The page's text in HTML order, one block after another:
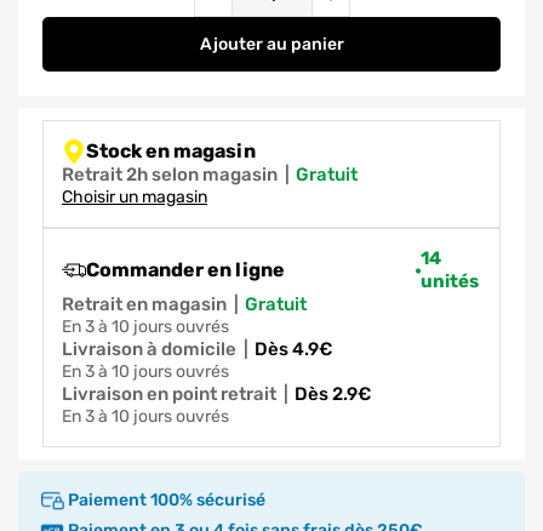
Ajouterau panier
Mousseur sur rotule 2 jets - 10 L
Stock en magasin
Retrait 2h selon magasin gratuit
Choisir un magasin
Commander en ligne
14
unités
Retrait en magasin
gratuit
en 3 à 10 jours ouvrés
Livraison à domicile dès 4.9€
en 3 à 10 jours ouvrés
Livraison en point retrait dès 2.9€
en 3 à 10 jours ouvrés
Paiement 100% sécurisé